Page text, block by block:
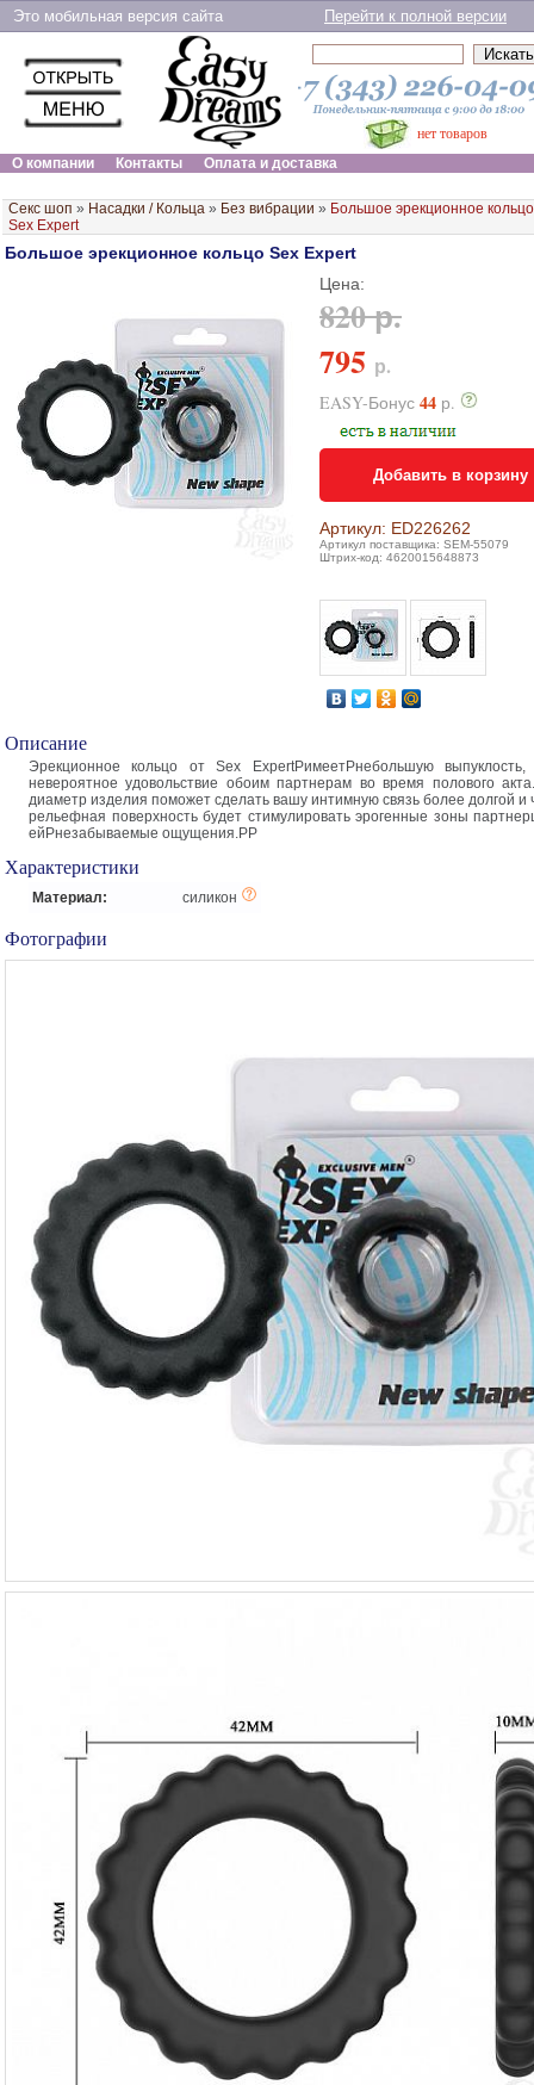
Это мобильная версия сайта Перейти к полной версии
нет товаров
О компании
Контакты Оплата и доставка
Секс шоп » Насадки / Кольца » Без вибрации » Большое эрекционное кольцо
Sex Expert
Большое эрекционное кольцо Sex Expert
Цена:
820 р.
795 р.
EASY-Бонус 44 р.
Добавить в корзину
Артикул: ED226262
Артикул поставщика: SEM-55079
Штрих-код: 4620015648873
Описание
Эрекционное кольцо от Sex ExpertPимеетPнебольшую выпуклость,
невероятное удовольствие обоим партнерам во время полового
диаметр изделия поможет сделать вашу интимную связь более долгой и
рельефная поверхность будет стимулировать эрогенные зоны
ейPнезабываемые ощущения.PP
Характеристики
Материал: силикон
Фотографии